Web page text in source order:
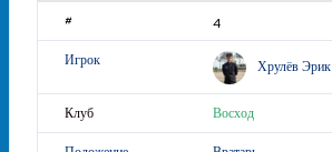
4
Хрулёв Эрик
Восход